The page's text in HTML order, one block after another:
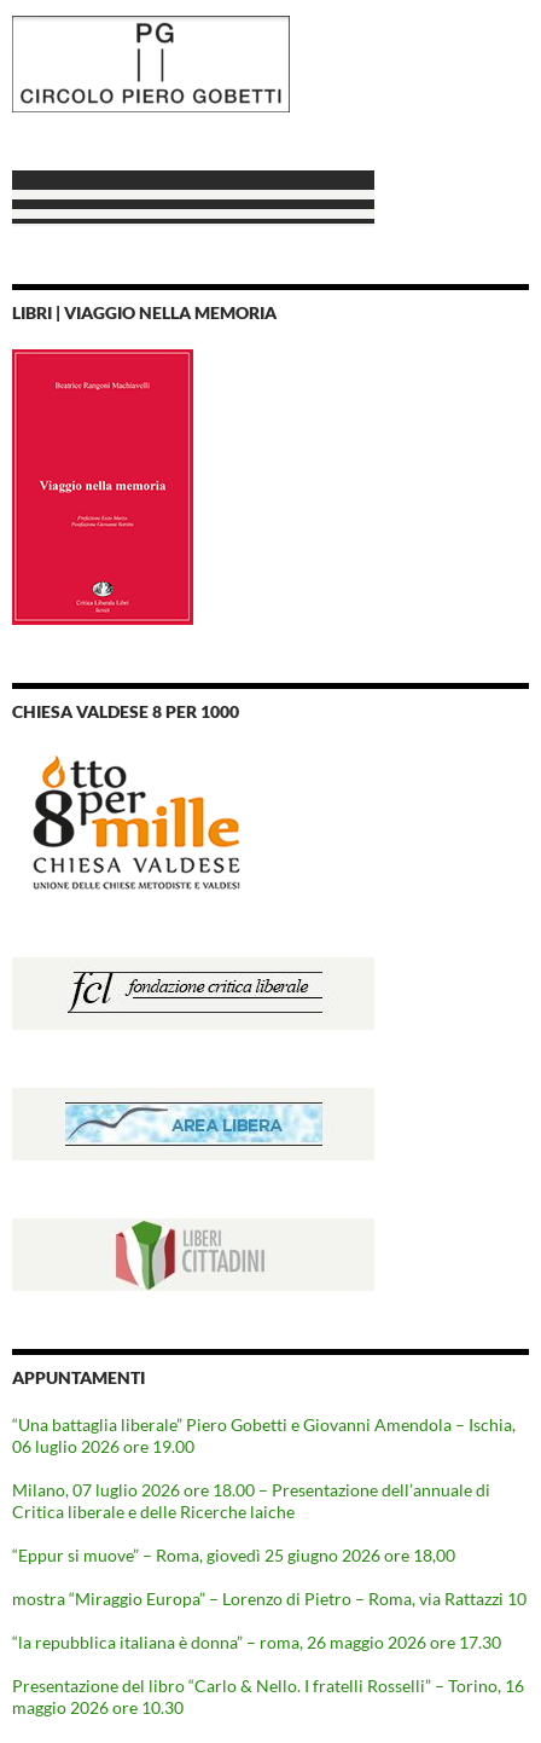
LIBRI | VIAGGIO NELLA MEMORIA
CHIESA VALDESE 8 PER 1000
APPUNTAMENTI
“Una battaglia liberale” Piero Gobetti e Giovanni Amendola – Ischia,
06 luglio 2026 ore 19.00
Milano, 07 luglio 2026 ore 18.00 – Presentazione dell’annuale di
Critica liberale e delle Ricerche laiche
“Eppur si muove” – Roma, giovedì 25 giugno 2026 ore 18,00
mostra “Miraggio Europa” – Lorenzo di Pietro – Roma, via Rattazzi 10
“la repubblica italiana è donna” – roma, 26 maggio 2026 ore 17.30
Presentazione del libro “Carlo & Nello. I fratelli Rosselli” – Torino, 16
maggio 2026 ore 10.30